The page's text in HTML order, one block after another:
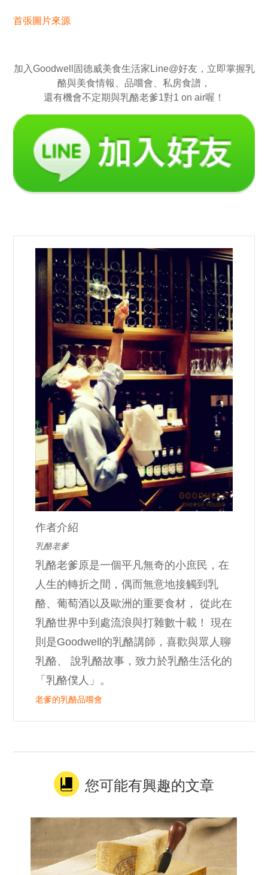
首張圖片來源
加入Goodwell固德威美食生活家Line@好友，立即掌握乳
酪與美食情報、品嚐會、私房食譜，
還有機會不定期與乳酪老爹1對1 on air喔！
作者介紹
乳酪老爹
乳酪老爹原是一個平凡無奇的小庶民，在
人生的轉折之間，偶而無意地接觸到乳
酪、葡萄酒以及歐洲的重要食材， 從此在
乳酪世界中到處流浪與打雜數十載！ 現在
則是Goodwell的乳酪講師，喜歡與眾人聊
乳酪、 說乳酪故事，致力於乳酪生活化的
「乳酪僕人」。
老爹的乳酪品嚐會
您可能有興趣的文章